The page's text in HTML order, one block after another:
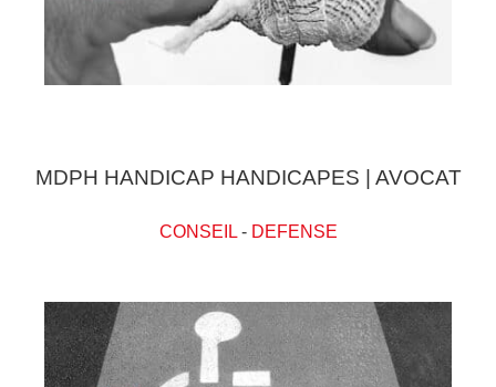
MDPH HANDICAP HANDICAPES | AVOCAT
CONSEIL- DEFENSE